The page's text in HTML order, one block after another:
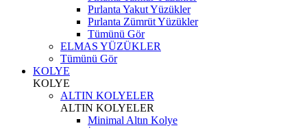
Pırlanta Yakut Yüzükler
Pırlanta Zümrüt Yüzükler
Tümünü Gör
ELMAS YÜZÜKLER
Tümünü Gör
KOLYE
KOLYE
ALTIN KOLYELER
ALTIN KOLYELER
Minimal Altın Kolye